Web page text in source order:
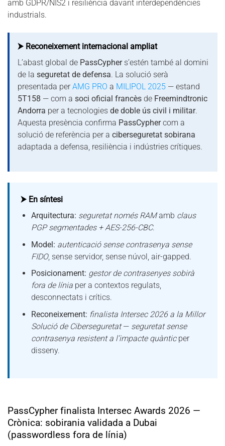
amb GDPR/NIS2 i resiliència davant interdependències
industrials.
⮞ Reconeixement internacional ampliat
L’abast global de PassCyphers’estén també al domini
de la seguretat de defensa. La solució serà
presentada perAMG PRO a MILIPOL 2025 — estand
5T158 — com a soci oficial francès de Freemindtronic
Andorra per a tecnologies de doble ús civil i militar.
Aquesta presència confirma PassCyphercom a
solució de referència per a ciberseguretat sobirana
adaptada a defensa, resiliència i indústries crítiques.
⮞ En síntesi
Arquitectura: seguretat només RAMamb claus
PGP segmentades + AES-256-CBC.
Model: autenticació sense contrasenya sense
FIDO, sense servidor, sense núvol, air-gapped.
Posicionament: gestor de contrasenyes sobirà
fora de línia per a contextos regulats,
desconnectats i crítics.
Reconeixement: finalista Intersec 2026 a la Millor
Solució de Ciberseguretat— seguretat sense
contrasenya resistent a l’impacte quànticper
disseny.
PassCypher finalista Intersec Awards 2026 —
Crònica: sobirania validada a Dubai
(passwordless fora de línia)